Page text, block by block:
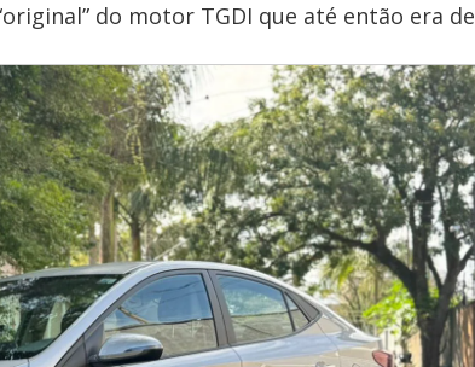
do motor TGDI que até então era de